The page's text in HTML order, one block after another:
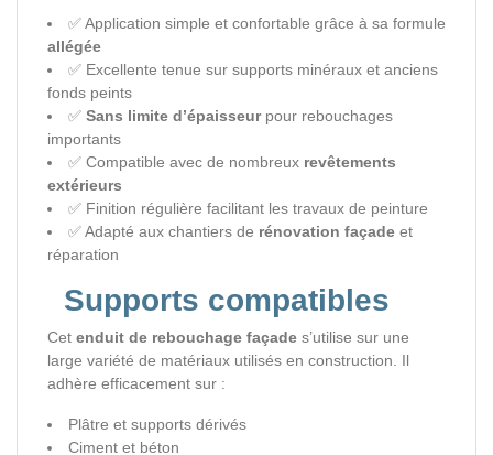
✅ Application simple et confortable grâce à sa formule
allégée
✅ Excellente tenue sur supports minéraux et anciens
fonds peints
✅ Sans limite d’épaisseurpour rebouchages
importants
✅ Compatible avec de nombreux revêtements
extérieurs
✅ Finition régulière facilitant les travaux de peinture
✅ Adapté aux chantiers de rénovation façade et
réparation
Supports compatibles
Cet enduit de rebouchage façade s’utilise sur une
large variété de matériaux utilisés en construction. Il
adhère efficacement sur :
Plâtre et supports dérivés
Ciment et béton